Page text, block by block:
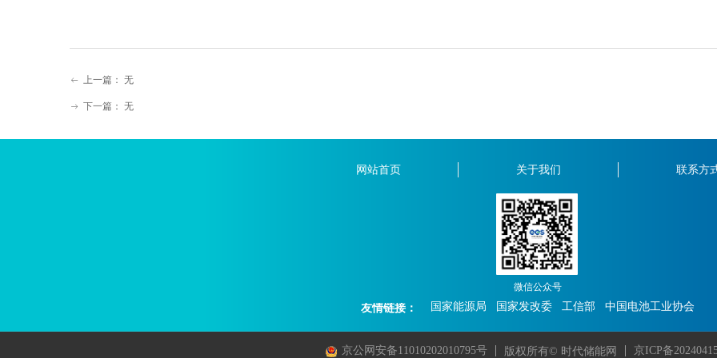
ꂃ 上一篇： 无
ꁹ 下一篇： 无
网站首页 关于我们 联系方
友情链接： 国家能源局 国家发改委 工信部 中国电池工业协会
微信公众号
京公网安备11010202010795号 版权所有© 时代储能网 京ICP备